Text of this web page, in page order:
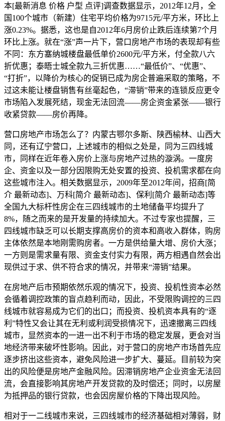
本[最新消息 价格 户型 点评]调查数据显示，2012年12月，全
国100个城市（新建）住宅平均价格为9715元/平方米，环比上
涨0.23%。据悉，这也是自2012年6月房价止跌后连续第7个月
环比上涨。就在“涨”声一片下，营口房地产市场的表现却有些
不同：东方塞纳城楼盘最低单价2600元/平方米，付全款八六
折优惠；泰晤士城全款九三折优惠……“最低价”、“优惠”、
“打折”，以降价为核心的促销已成为房企普遍采取的策略，不
过这未能让楼盘销售有丝毫起色，“滞销”带来的连锁反应更令
市场陷入发展死结，现金无法回流——房企资金紧张——银行
收紧贷款——房价再降。
营口房地产市场怎么了？内蒙古鄂尔多斯、陕西榆林、山西大
同，还有辽宁营口，上述城市的相似之处是，同为三四线城
市，同样在近年卷入房价上涨与房地产过热的漩涡。一度房
企、资金以及一部分因限购无处安置的投资、投机需求都在向
这些城市注入。相关数据显示，2009年至2012年间，招商[简
介 最新动态]、万科[简介 最新动态]、保利[简介 最新动态]等
全国九大标杆性房企在三四线城市的土地储备平均提升了
8%，随之而来的是开发量的持续加大。不过专家也提醒，三
四线城市缺乏可以长期支撑高房价的资本和高收入群体，购房
主体依然是本地刚需购房者。一方是供给量大增、房价大涨；
一方则是需求量有限、资金支付实力有限，两方相遇自然会出
现供过于求、供不符合求的情况，并带来“滞销”结果。
在房地产后市预期依然乐观的情况下，投资、投机性资本必然
会循着调控政策的盲点趋利而动，因此，不受限购调控的三四
线城市就容易成为它们的出口；而投资、投机资本具有的“逐
利”特性又会让其在无利或利润受损情况下，迅速撤离三四线
城市，显然资本的一进一出不利于市场的稳定发展，更会对当
地经济带来破坏性影响。因此，对于营口的房地产市场首先应
逐步挤出这些资本，避免风险进一步扩大、蔓延。目前较为突
出的风险便是房地产金融风险。因滞销房地产企业资金无法回
流，会直接影响其房地产开发贷款的及时偿还；同时，以房屋
为抵押品的银行贷款，也会因房屋价格的下降出现风险。
相对于一二线城市来说，三四线城市的经济基础相对薄弱，财